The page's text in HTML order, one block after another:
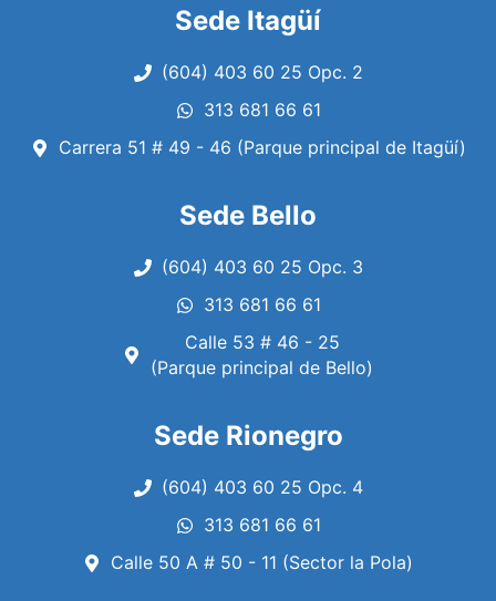
Sede Itagüí
(604) 403 60 25 Opc. 2
313 681 66 61
Carrera 51 # 49 - 46 (Parque principal de Itagüí)
Sede Bello
(604) 403 60 25 Opc. 3
313 681 66 61
Calle 53 # 46 - 25
(Parque principal de Bello)
Sede Rionegro
(604) 403 60 25 Opc. 4
313 681 66 61
Calle 50 A # 50 - 11 (Sector la Pola)